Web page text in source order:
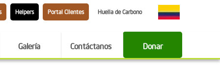
Helpers Portal Clientes Huella de Carbono
Galería Contáctanos Donar